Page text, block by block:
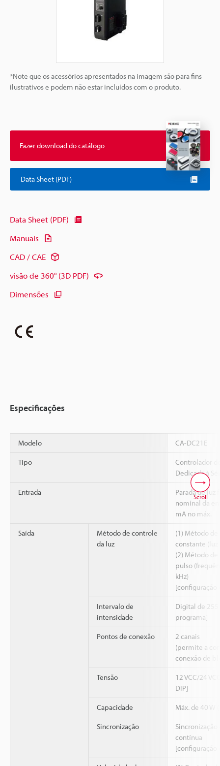
*Note que os acessórios apresentados na imagem são para fins
ilustrativos e podem não estar incluídos com o produto.
Fazer download do catálogo
Data Sheet (PDF)
Data Sheet (PDF)
Manuais
CAD / CAE
visão de 360° (3D PDF)
Dimensões
Especificações
Modelo CA-DC21E
Tipo
Controlador
Dedicada à
Entrada
Parada de luz
nominal da
mA no máx.
Saída
Método de controle
da luz
(1) Método
constante
(2) Método
pulso
kHz)
[configuração
Intervalo de
intensidade
Digital de
programa]
Pontos de conexão
2 canais
(permite a
conexão de
Tensão
12 VCC/24
DIP]
Capacidade Máx. de 40 W
Sincronização
contínua
[configuração
Scroll